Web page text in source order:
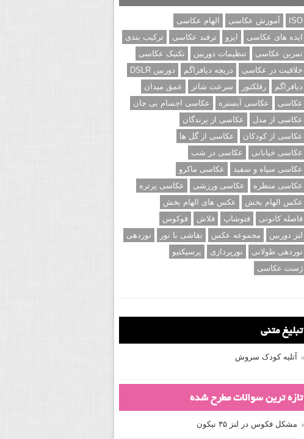
ISO آموزش عکاسی
الهام عکاسی
ایده های عکاسی
ایزو ترفند عکاسی
ترکیب بندی
تمرین عکاسی
تنظیمات دوربین
تکنیک عکاسی
خلاقیت در عکاسی
دریچه دیافراگم
دوربین DSLR
دیافراگم
رفلکتور سرعت شاتر
عمق میدان
عکاسی
عکاسی آبستره
عکاسی اجسام بی جان
عکاسی از مدل
عکاسی از پرندگان
عکاسی از کودکان
عکاسی از گل ها
عکاسی خیابانی
عکاسی در شب
عکاسی سیاه و سفید
عکاسی ماکرو
عکاسی منظره
عکاسی ورزشی
عکاسی پرتره
عکس الهام بخش
عکس های الهام بخش
فاصله کانونی
فتوشاپ فلاش
فوکوس
لنز دوربین
مجموعه عکس نقاشی با نور
نوردهی
نوردهی طولانی
نورپردازی
پرسپکتیو
ژست عکاسی
تبلیغ متنی
آتلیه کودک سروش
تازه ترین سوالات مطرح شده
مشکل فکوس در لنز ۳۵ نیکون